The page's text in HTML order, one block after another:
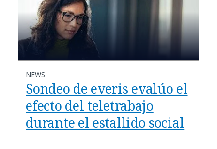
NEWS
Sondeo de everis evalúo el
efecto del teletrabajo
durante el estallido social